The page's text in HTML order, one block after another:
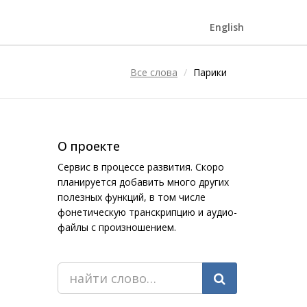
English
Все слова Парики
О проекте
Сервис в процессе развития. Скоро
планируется добавить много других
полезных функций, в том числе
фонетическую транскрипцию и аудио-
файлы с произношением.